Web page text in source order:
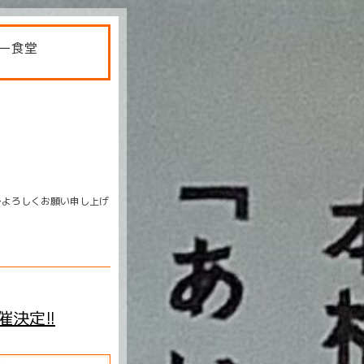
食堂
ろしくお願い申し上げ
決定!!